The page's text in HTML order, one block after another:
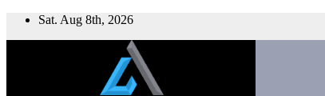
Skip
Sat. Aug 8th, 2026